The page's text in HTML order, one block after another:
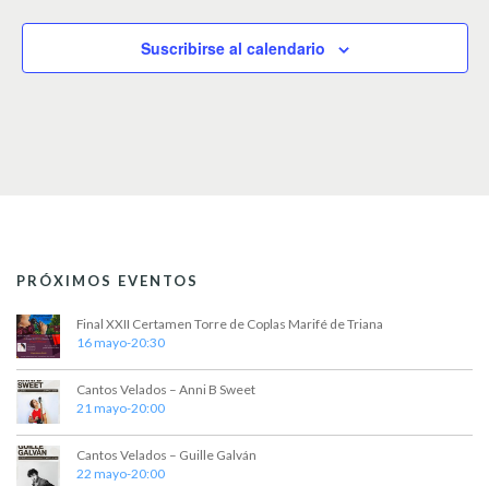
Suscribirse al calendario
PRÓXIMOS EVENTOS
Final XXII Certamen Torre de Coplas Marifé de Triana
16 mayo-20:30
Cantos Velados – Anni B Sweet
21 mayo-20:00
Cantos Velados – Guille Galván
22 mayo-20:00